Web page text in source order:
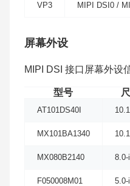
VP3 MIPI DSI0 /
屏幕外设
MIPI DSI 接口屏幕外设
型号
AT101DS40I
MX101BA1340
MX080B2140 8.0-
F050008M01 5.0-